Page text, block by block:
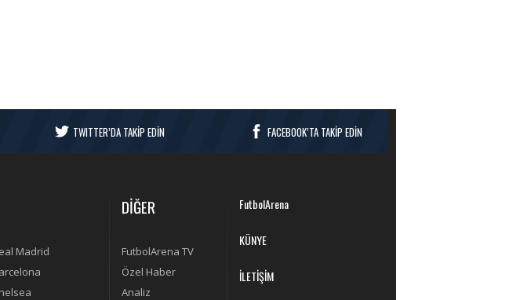
TWITTER’DA TAKİP EDİN FACEBOOK’TA TAKİP EDİN
Madrid
DİĞER
FutbolArena TV
Özel Haber
Analiz
FutbolArena
KÜNYE
İLETİŞİM